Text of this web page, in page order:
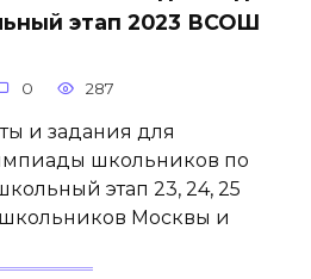
этап 2023 ВСОШ
0 287
и задания для
школьников по
этап 23, 24, 25
Москвы и